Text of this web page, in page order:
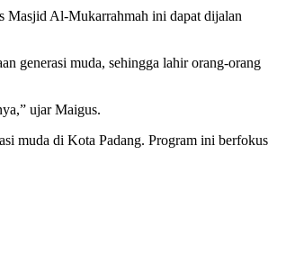
Masjid Al-Mukarrahmah ini dapat dijalan
generasi muda, sehingga lahir orang-orang
ujar Maigus.
muda di Kota Padang. Program ini berfokus